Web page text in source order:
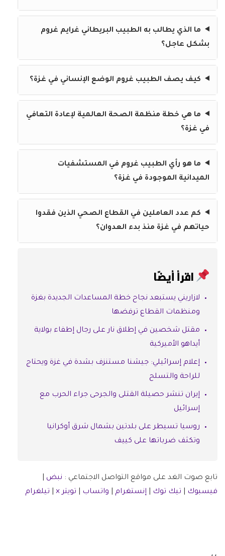
ما الذي يطالب به الطبيب البريطاني غرايم غروم
بشكل عاجل؟
كيف يصف الطبيب غروم الوضع الإنساني في غزة؟
ما هي خطة منظمة الصحة العالمية لإعادة التعافي
في غزة؟
ما هو رأي الطبيب غروم في المستشفيات
الميدانية الموجودة في غزة؟
كم عدد العاملين في القطاع الصحي الذين فقدوا
حياتهم في غزة منذ بدء العدوان؟
اقرأ أيضًا
لازاريني يستبعد نجاح خطة المساعدات الجديدة بغزة
ومنظمات القطاع ترفضها
مقتل شخصين في إطلاق نار على رجال إطفاء بولاية
أيداهو الأميركية
إعلام إسرائيلي: جيشنا مستنزف بشدة في غزة ويحتاج
للراحة والتسلح
إيران تنشر حصيلة القتلى والجرحى جراء الحرب مع
إسرائيل
روسيا تسيطر على بلدتين بشمال شرق أوكرانيا
وتكثف ضرباتها على كييف
تابع صوت الغد على مواقع التواصل الاجتماعي : نبض
فيسبوك
تيك توك إنستغرام واتساب تويتر × تيلغرام